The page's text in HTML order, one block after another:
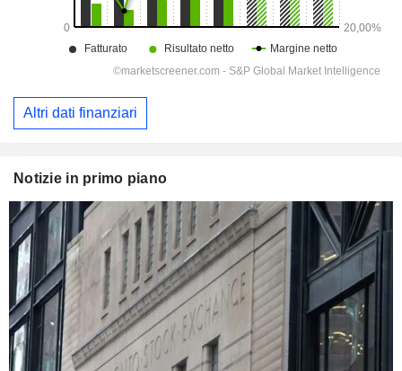
Altri dati finanziari
Notizie in primo piano